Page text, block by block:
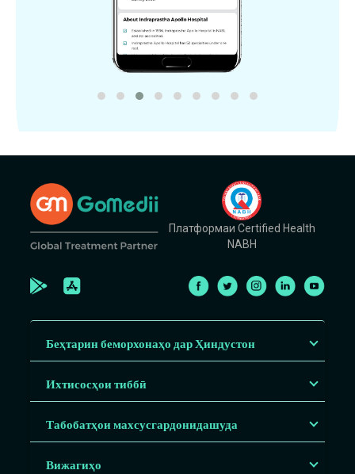
Платформаи Certified Health
NABH
Беҳтарин беморхонаҳо дар Ҳиндустон
Ихтисосҳои тиббӣ
Табобатҳои махсусгардонидашуда
Вижагиҳо